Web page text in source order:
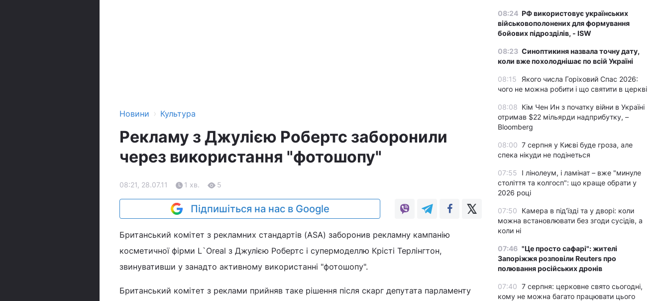
Новини › Культура
Рекламу з Джулією Робертс заборонили
через використання "фотошопу"
08:21, 28.07.11 1 хв. 5
Підпишіться на нас в Google
Британський комітет з рекламних стандартів (ASA) заборонив рекламну кампанію
косметичної фірми L`Oreal з Джулією Робертс і супермоделлю Крісті Терлінгтон,
звинувативши у занадто активному використанні "фотошопу".
Британський комітет з реклами прийняв таке рішення після скарг депутата парламенту
08:24 РФ використовує українських
військовополонених для формування
бойових підрозділів, - ISW
08:23 Синоптикиня назвала точну дату,
коли вже похолоднішає по всій Україні
08:15
Якого числа Горіховий Спас 2026:
чого не можна робити і що святити в церкві
08:08 Кім Чен Ин з початку війни в Україні
отримав $22 мільярди надприбутку, –
Bloomberg
08:00 7 серпня у Києві буде гроза, але
спека нікуди не подінеться
07:55
І лінолеум, і ламінат – вже "минуле
століття та колгосп": що краще обрати у
2026 році
07:50
Камера в під'їзді та у дворі: коли
можна встановлювати без згоди сусідів, а
коли ні
07:46 "Це просто сафарі": жителі
Запоріжжя розповіли Reuters про
полювання російських дронів
07:40 7 серпня: церковне свято сьогодні,
кому не можна багато працювати цього